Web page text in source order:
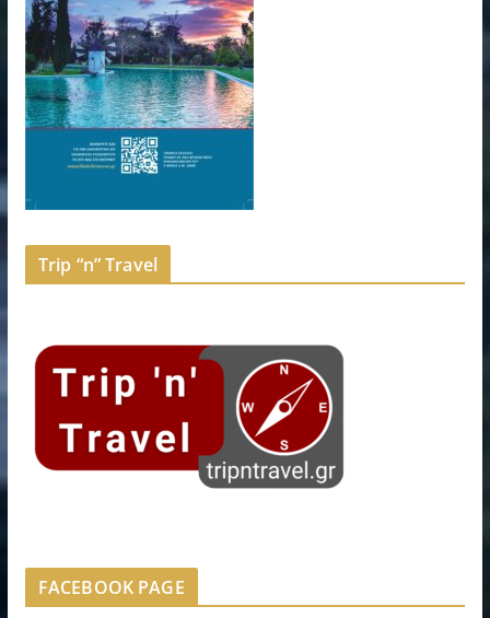
Trip “n” Travel
FACEBOOK PAGE